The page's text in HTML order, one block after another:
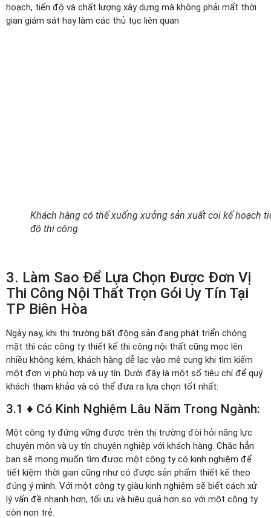
hoạch, tiến độ và chất lượng xây dựng mà không phải mất thời
gian giám sát hay làm các thủ tục liên quan
Khách hàng có thể xuống xưởng sản xuất coi kế hoạch
độ thi công
3. Làm Sao Để Lựa Chọn Được Đơn Vị
Thi Công Nội Thất Trọn Gói Uy Tín Tại
TP Biên Hòa
Ngày nay, khi thị trường bất động sản đang phát triển chóng
mặt thì các công ty thiết kế thi công nội thất cũng mọc lên
nhiều không kém, khách hàng dễ lạc vào mê cung khi tìm kiếm
một đơn vị phù hợp và uy tín. Dưới đây là một số tiêu chí để quý
khách tham khảo và có thể đưa ra lựa chọn tốt nhất:
3.1 ♦ Có Kinh Nghiệm Lâu Năm Trong Ngành:
Một công ty đứng vững được trên thị trường đòi hỏi năng lực
chuyên môn và uy tín chuyên nghiệp với khách hàng. Chắc hẳn
bạn sẽ mong muốn tìm được một công ty có kinh nghiệm để
tiết kiệm thời gian cũng như có được sản phẩm thiết kế theo
đúng ý mình. Với một công ty giàu kinh nghiệm sẽ biết cách xử
lý vấn đề nhanh hơn, tối ưu và hiệu quả hơn so với một công ty
còn non trẻ.